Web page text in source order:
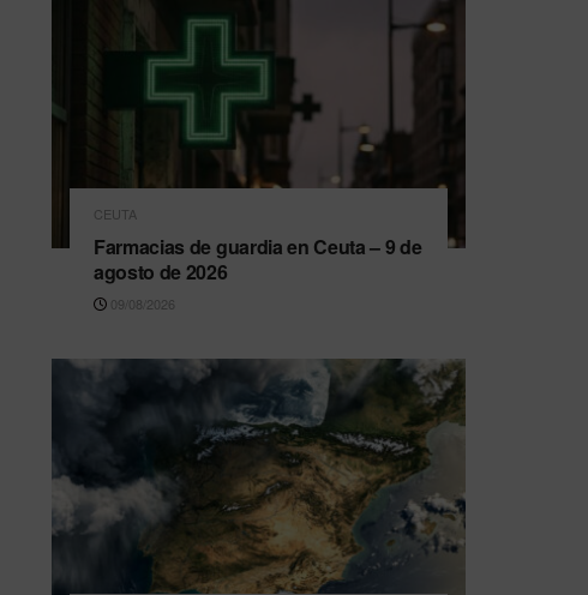
CEUTA
Farmacias de guardia en Ceuta – 9 de
agosto de 2026
09/08/2026